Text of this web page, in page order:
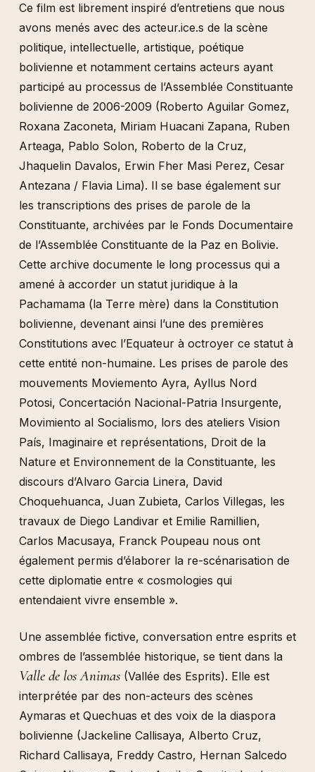
Ce film est librement inspiré d’entretiens que nous
avons menés avec des acteur.ice.s de la scène
politique, intellectuelle, artistique, poétique
bolivienne et notamment certains acteurs ayant
participé au processus de l’Assemblée Constituante
bolivienne de 2006-2009 (Roberto Aguilar Gomez,
Roxana Zaconeta, Miriam Huacani Zapana, Ruben
Arteaga, Pablo Solon, Roberto de la Cruz,
Jhaquelin Davalos, Erwin Fher Masi Perez, Cesar
Antezana / Flavia Lima). Il se base également sur
les transcriptions des prises de parole de la
Constituante, archivées par le Fonds Documentaire
de l’Assemblée Constituante de la Paz en Bolivie.
Cette archive documente le long processus qui a
amené à accorder un statut juridique à la
Pachamama (la Terre mère) dans la Constitution
bolivienne, devenant ainsi l’une des premières
Constitutions avec l’Equateur à octroyer ce statut à
cette entité non-humaine. Les prises de parole des
mouvements Moviemento Ayra, Ayllus Nord
Potosi, Concertación Nacional-Patria Insurgente,
Movimiento al Socialismo, lors des ateliers Vision
País, Imaginaire et représentations, Droit de la
Nature et Environnement de la Constituante, les
discours d’Alvaro Garcia Linera, David
Choquehuanca, Juan Zubieta, Carlos Villegas, les
travaux de Diego Landivar et Emilie Ramillien,
Carlos Macusaya, Franck Poupeau nous ont
également permis d’élaborer la re-scénarisation de
cette diplomatie entre « cosmologies qui
entendaient vivre ensemble ».
Une assemblée fictive, conversation entre esprits et
ombres de l’assemblée historique, se tient dans la
Valle de los Animas(Vallée des Esprits). Elle est
interprétée par des non-acteurs des scènes
Aymaras et Quechuas et des voix de la diaspora
bolivienne (Jackeline Callisaya, Alberto Cruz,
Richard Callisaya, Freddy Castro, Hernan Salcedo